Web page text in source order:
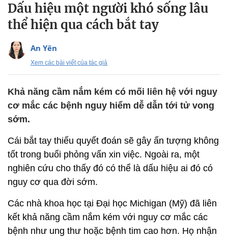
Dấu hiệu một người khó sống lâu
thể hiện qua cách bắt tay
An Yên
Xem các bài viết của tác giả
Khả năng cầm nắm kém có mối liên hệ với nguy
cơ mắc các bệnh nguy hiểm dễ dẫn tới tử vong
sớm.
Cái bắt tay thiếu quyết đoán sẽ gây ấn tượng không
tốt trong buổi phỏng vấn xin việc. Ngoài ra, một
nghiên cứu cho thấy đó có thể là dấu hiệu ai đó có
nguy cơ qua đời sớm.
Các nhà khoa học tại Đại học Michigan (Mỹ) đã liên
kết khả năng cầm nắm kém với nguy cơ mắc các
bệnh như ung thư hoặc bệnh tim cao hơn. Họ nhận